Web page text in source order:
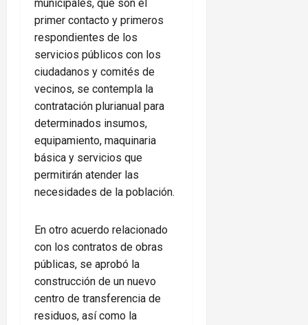
municipales, que son el
primer contacto y primeros
respondientes de los
servicios públicos con los
ciudadanos y comités de
vecinos, se contempla la
contratación plurianual para
determinados insumos,
equipamiento, maquinaria
básica y servicios que
permitirán atender las
necesidades de la población.
En otro acuerdo relacionado
con los contratos de obras
públicas, se aprobó la
construcción de un nuevo
centro de transferencia de
residuos, así como la